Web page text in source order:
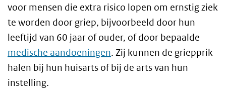
voor mensen die extra risico lopen om ernstig ziek
te worden door griep, bijvoorbeeld door hun
leeftijd van 60 jaar of ouder, of door bepaalde
medische aandoeningen. Zij kunnen de griepprik
halen bij hun huisarts of bij de arts van hun
instelling.